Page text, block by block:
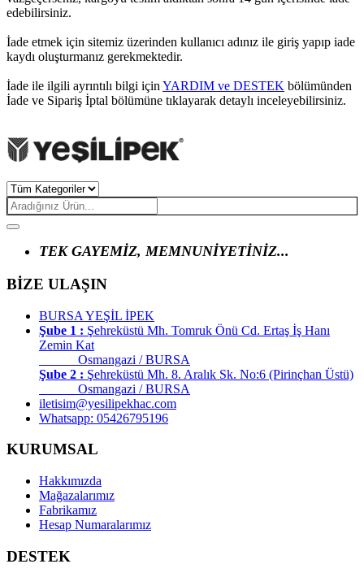
edebilirsiniz.
İade etmek için sitemiz üzerinden kullanıcı adınız ile giriş yapıp iade
kaydı oluşturmanız gerekmektedir.
İade ile ilgili ayrıntılı bilgi için YARDIM ve DESTEK bölümünden
İade ve Sipariş İptal bölümüne tıklayarak detaylı inceleyebilirsiniz.
TEK GAYEMİZ, MEMNUNİYETİNİZ...
BİZE ULAŞIN
BURSA YEŞİL İPEK
Şube 1 : Şehreküstü Mh. Tomruk Önü Cd. Ertaş İş Hanı
Zemin Kat
Osmangazi / BURSA
Şube 2 : Şehreküstü Mh. 8. Aralık Sk. No:6 (Pirinçhan Üstü)
Osmangazi / BURSA
iletisim@yesilipekhac.com
Whatsapp: 05426795196
KURUMSAL
Hakkımızda
Mağazalarımız
Fabrikamız
Hesap Numaralarımız
DESTEK